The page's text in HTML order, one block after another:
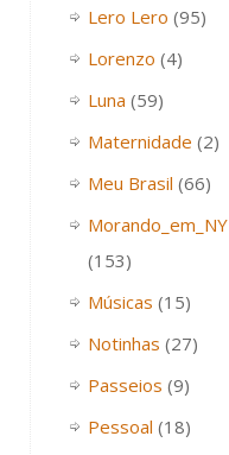
Lero Lero (95)
Lorenzo (4)
Luna (59)
Maternidade (2)
Meu Brasil (66)
Morando_em_NY
(153)
Músicas (15)
Notinhas (27)
Passeios (9)
Pessoal (18)